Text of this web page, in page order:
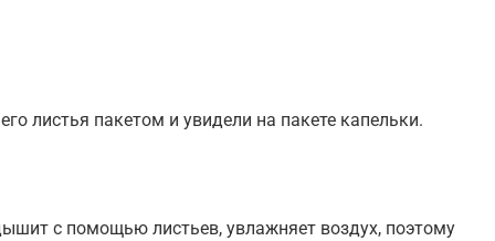
листья пакетом и увидели на пакете капельки.
с помощью листьев, увлажняет воздух, поэтому